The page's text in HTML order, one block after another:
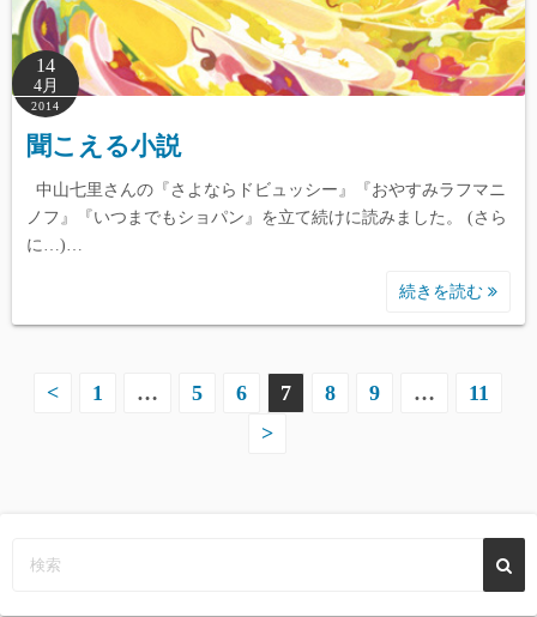
14
4月
2014
聞こえる小説
中山七里さんの『さよならドビュッシー』『おやすみラフマニ
ノフ』『いつまでもショパン』を立て続けに読みました。 (さら
に…)…
続きを読む
ー
< 1 … 5 6 7 8 9 …
11
>